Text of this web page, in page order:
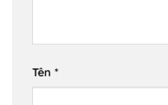
Tên *